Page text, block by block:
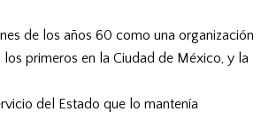
de los años 60 como una organización
primeros en la Ciudad de México, y la
del Estado que lo mantenía